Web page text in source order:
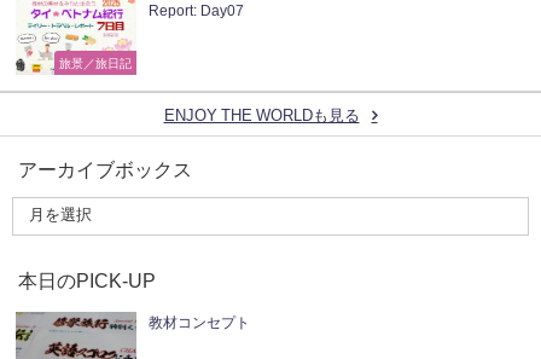
旅景／旅日記
Report: Day07
ENJOY THE WORLDも見る
アーカイブボックス
本日のPICK-UP
教材コンセプト